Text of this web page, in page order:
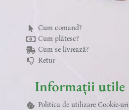
Cum comand?
Cum plătesc?
Cum se livrează?
Retur
Informații utile
Politica de utilizare Cookie-uri